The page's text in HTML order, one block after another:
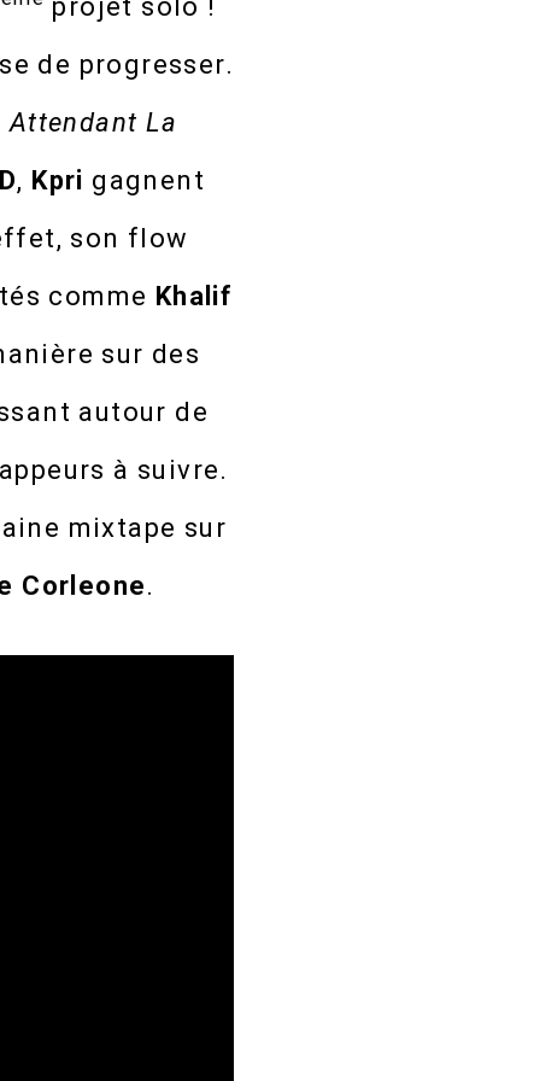
projet solo !
de progresser.
Attendant La
, Kpri gagnent
son flow
comme Khalif
sur des
autour de
à suivre.
mixtape sur
Corleone.